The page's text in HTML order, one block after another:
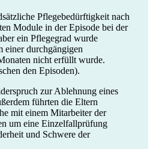
Pflegebedürftigkeit nach
Module in der Episode bei der
ein Pflegegrad wurde
einer durchgängigen
nicht erfüllt wurde.
den Episoden).
zur Ablehnung eines
führten die Eltern
mit einem Mitarbeiter der
um eine Einzelfallprüfung
und Schwere der